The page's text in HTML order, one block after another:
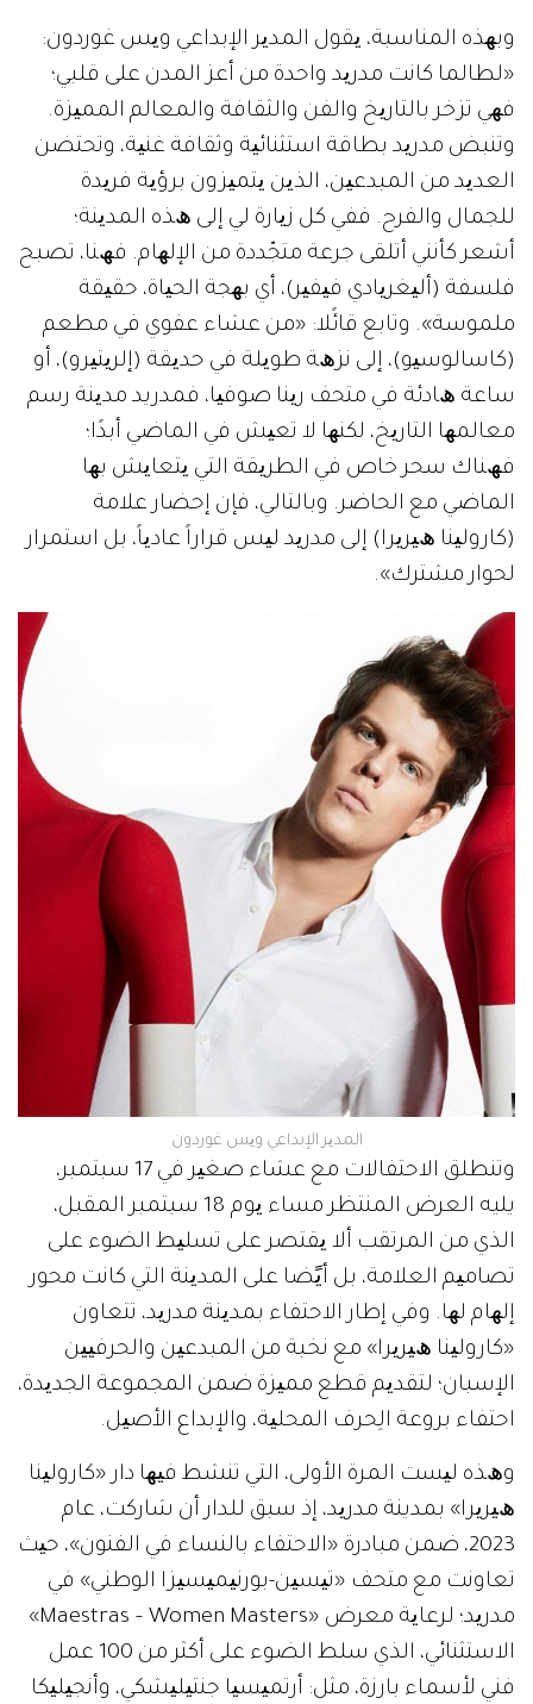
وﺑﮭﺬه اﻟﻤﻨﺎﺳﺒﺔ، ﯾﻘﻮل اﻟﻤﺪﯾﺮ اﻹﺑﺪاﻋﻲ وﯾﺲ ﻏﻮردون:
«ﻟﻄﺎﻟﻤﺎ ﻛﺎﻧﺖ ﻣﺪرﯾﺪ واﺣﺪة ﻣﻦ أﻋﺰ اﻟﻤﺪن على ﻗﻠﺒﻲ؛
ﻓﮭﻲ ﺗﺰﺧﺮ ﺑﺎﻟﺘﺎرﯾﺦ واﻟﻔﻦ واﻟﺜﻘﺎﻓﺔ واﻟﻤﻌﺎﻟﻢ اﻟﻤﻤﯿﺰة.
وﺗﻨﺒﺾ ﻣﺪرﯾﺪ ﺑﻄﺎﻗﺔ اﺳﺘﺜﻨﺎﺋﯿﺔ وﺛﻘﺎﻓﺔ ﻏﻨﯿﺔ، وﺗﺤﺘﻀﻦ
اﻟﻌﺪﯾﺪ ﻣﻦ اﻟﻤﺒﺪﻋﯿﻦ، اﻟﺬﯾﻦ ﯾﺘﻤﯿﺰون ﺑﺮؤﯾﺔ ﻓﺮﯾﺪة
ﻟﻠﺠﻤﺎل واﻟﻔﺮح. ففي ﻛﻞ زﯾﺎرة ﻟﻲ إﻟﻰ ھﺬه اﻟﻤﺪﯾﻨﺔ؛
أﺷﻌﺮ ﻛﺄﻧﻨﻲ أﺗﻠﻘﻰ ﺟﺮﻋﺔ ﻣﺘﺠّﺪدة ﻣﻦ اﻹﻟﮭﺎم. فھﻨﺎ، ﺗﺼﺒﺢ
ﻓﻠﺴﻔﺔ (أﻟﯿﻐﺮﯾﺎدي ﻓﯿﻔﯿﺮ)، أي ﺑﮭﺠﺔ اﻟﺤﯿﺎة، ﺣﻘﯿﻘﺔ
ﻣﻠﻤﻮﺳﺔ». وﺗﺎﺑﻊ ﻗﺎﺋًﻼ: «ﻣﻦ ﻋﺸﺎء ﻋﻔﻮي ﻓﻲ ﻣﻄﻌﻢ
(ﻛﺎﺳﺎﻟﻮﺳﯿﻮ)، إﻟﻰ ﻧﺰھﺔ طﻮﯾﻠﺔ ﻓﻲ ﺣﺪﯾﻘﺔ (إلرﯾﺘﯿﺮو)، أو
ﺳﺎﻋﺔ ھﺎدﺋﺔ ﻓﻲ ﻣﺘﺤﻒ رﯾﻨﺎ ﺻﻮﻓﯿﺎ، فمدريد ﻣﺪﯾﻨﺔ رﺳﻢ
ﻣﻌﺎﻟﻤﮭﺎ اﻟﺘﺎرﯾﺦ، ﻟﻜﻨﮭﺎ ﻻ ﺗﻌﯿﺶ ﻓﻲ اﻟﻤﺎﺿﻲ أﺑﺪًا؛
فھﻨﺎك ﺳﺤﺮ ﺧﺎص ﻓﻲ اﻟﻄﺮﯾﻘﺔ اﻟﺘﻲ ﯾﺘﻌﺎﯾﺶ ﺑﮭﺎ
اﻟﻤﺎﺿﻲ ﻣﻊ اﻟﺤﺎﺿﺮ. وﺑﺎﻟﺘﺎﻟﻲ، ﻓﺈن إحضار ﻋﻼﻣﺔ
(ﻛﺎروﻟﯿﻨﺎ ھﯿﺮﯾﺮا) إﻟﻰ ﻣﺪرﯾﺪ ﻟﯿﺲ ﻗﺮاراً ﻋﺎدﯾﺎً، ﺑﻞ اﺳﺘﻤﺮار
لحوار ﻣﺸﺘﺮك».
اﻟﻤﺪﯾﺮ اﻹﺑﺪاﻋﻲ وﯾﺲ ﻏﻮردون
وﺗﻨﻄﻠﻖ اﻻﺣﺘﻔﺎﻻت ﻣﻊ ﻋﺸﺎء ﺻﻐﯿﺮ ﻓﻲ 17 ﺳﺒﺘﻤﺒﺮ،
يليه اﻟﻌﺮض اﻟﻤﻨﺘﻈﺮ ﻣﺴﺎء ﯾﻮم 18 ﺳﺒﺘﻤﺒﺮ المقبل،
اﻟﺬي ﻣﻦ اﻟﻤﺮﺗﻘﺐ أﻻ ﯾﻘﺘﺼﺮ ﻋﻠﻰ ﺗﺴﻠﯿﻂ اﻟﻀﻮء ﻋﻠﻰ
ﺗﺼﺎﻣﯿﻢ اﻟﻌﻼﻣﺔ، ﺑﻞ أﯾًﻀﺎ ﻋﻠﻰ اﻟﻤﺪﯾﻨﺔ اﻟﺘﻲ ﻛﺎﻧﺖ ﻣﺤﻮر
إﻟﮭﺎم ﻟﮭﺎ. وﻓﻲ إطﺎر اﻻﺣﺘﻔﺎء ﺑﻤﺪﯾﻨﺔ ﻣﺪرﯾﺪ، ﺗﺘﻌﺎون
«ﻛﺎروﻟﯿﻨﺎ ھﯿﺮﯾﺮا» ﻣﻊ ﻧﺨﺒﺔ ﻣﻦ اﻟﻤﺒﺪﻋﯿﻦ واﻟﺤﺮﻓﯿﯿﻦ
اﻹﺳﺒﺎن؛ ﻟﺘﻘﺪﯾﻢ ﻗﻄﻊ ﻣﻤﯿﺰة ﺿﻤﻦ اﻟﻤﺠﻤﻮﻋﺔ اﻟﺠﺪﯾﺪة،
اﺣﺘﻔﺎء ﺑﺮوﻋﺔ اﻟِﺤﺮف اﻟﻤﺤﻠﯿﺔ، واﻹﺑﺪاع اﻷﺻﯿﻞ.
وھﺬه ﻟﯿﺴﺖ اﻟﻤﺮة اﻷوﻟﻰ، اﻟﺘﻲ ﺗﻨﺸﻂ ﻓﯿﮭﺎ دار «ﻛﺎروﻟﯿﻨﺎ
ھﯿﺮﯾﺮا» بمدينة ﻣﺪرﯾﺪ، إذ ﺳﺒﻖ ﻟﻠﺪار أن ﺷﺎرﻛﺖ، ﻋﺎم
2023، ﺿﻤﻦ ﻣﺒﺎدرة «اﻻﺣﺘﻔﺎء ﺑﺎﻟﻨﺴﺎء ﻓﻲ اﻟﻔﻨﻮن»، ﺣﯿﺚ
ﺗﻌﺎوﻧﺖ ﻣﻊ ﻣﺘﺤﻒ «ﺗﯿﺴﯿﻦ-ﺑﻮرﻧﯿﻤﯿﺴﯿﺰا اﻟﻮطﻨﻲ» ﻓﻲ
ﻣﺪرﯾﺪ؛ ﻟﺮﻋﺎﯾﺔ ﻣﻌﺮض «Maestras – Women Masters»
اﻻﺳﺘﺜﻨﺎﺋﻲ، اﻟﺬي ﺳﻠﻂ اﻟﻀﻮء ﻋﻠﻰ أﻛﺜﺮ ﻣﻦ 100 ﻋﻤﻞ
ﻓﻨﻲ ﻷﺳﻤﺎء ﺑﺎرزة، ﻣﺜﻞ: أرﺗﻤﯿﺴﯿﺎ ﺟﻨﺘﯿﻠﯿﺸﻜﻲ، وأﻧﺠﯿﻠﯿﻜﺎ